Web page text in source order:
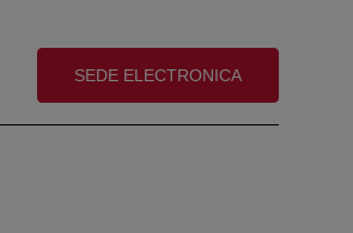
(abre en nueva ventana)
SEDE ELECTRONICA